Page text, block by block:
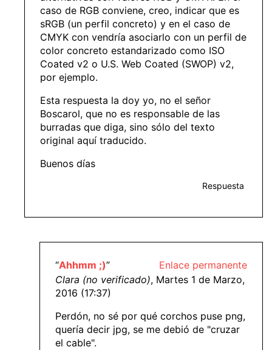
caso de RGB conviene, creo, indicar que es
sRGB (un perfil concreto) y en el caso de
CMYK con vendría asociarlo con un perfil de
color concreto estandarizado como ISO
Coated v2 o U.S. Web Coated (SWOP) v2,
por ejemplo.
Esta respuesta la doy yo, no el señor
Boscarol, que no es responsable de las
burradas que diga, sino sólo del texto
original aquí traducido.
Buenos días
Respuesta
Enlace permanente
“Ahhmm ;)”
Clara (no verificado), Martes 1 de Marzo,
2016 (17:37)
Perdón, no sé por qué corchos puse png,
quería decir jpg, se me debió de "cruzar
el cable".